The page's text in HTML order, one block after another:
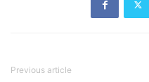
Previous article